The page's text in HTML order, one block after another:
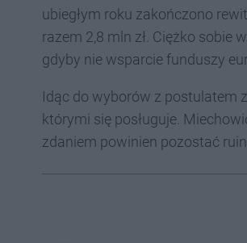
ubiegłym roku zakończono
razem 2,8 mln zł. Ciężko sobie
gdyby nie wsparcie funduszy
Idąc do wyborów z postulatem
którymi się posługuje.
zdaniem powinien pozostać